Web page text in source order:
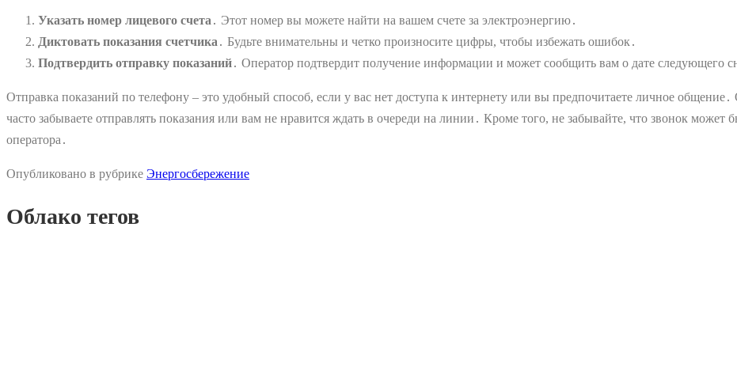
Указать номер лицевого счета ․ Этот номер вы можете найти на вашем счете за электроэнергию․
Диктовать показания счетчика ․ Будьте внимательны и четко произносите цифры, чтобы избежать ошибок․
Подтвердить отправку показаний․ Оператор подтвердит получение информации и может сообщить вам о дате следующего
Отправка показаний по телефону – это удобный способ, если у вас нет доступа к интернету или вы предпочитаете личное
часто забываете отправлять показания или вам не нравится ждать в очереди на линии․ Кроме того, не забывайте, что звонок
оператора․
Опубликовано в рубрике Энергосбережение
Облако тегов